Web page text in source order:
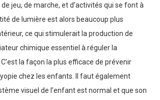
de jeu, de marche, et d’activités qui se font à
de lumière est alors beaucoup plus
ce qui stimulerait la production de
chimique essentiel à réguler la
la façon la plus efficace de prévenir
chez les enfants. Il faut également
visuel de l’enfant est normal et que son